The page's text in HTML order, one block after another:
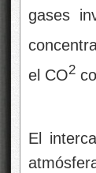
gases
el CO2
El